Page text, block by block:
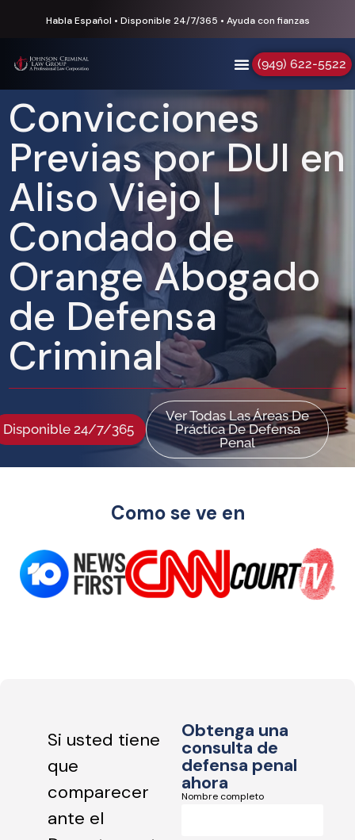
Habla Español • Disponible 24/7/365 • Ayuda con fianzas
(949) 622-5522
Convicciones
Previas por DUI en
Aliso Viejo |
Condado de
Orange Abogado
de Defensa
Criminal
Disponible 24/7/365
Ver Todas Las Áreas De
Práctica De Defensa
Penal
Como se ve en
Si usted tiene
que
comparecer
ante el
Obtenga una
consulta de
defensa penal
ahora
Nombre completo